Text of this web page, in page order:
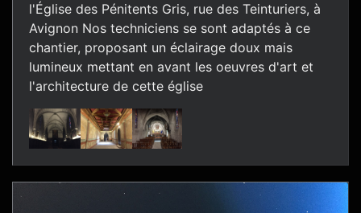
l'Église des Pénitents Gris, rue des Teinturiers, à
Avignon Nos techniciens se sont adaptés à ce
chantier, proposant un éclairage doux mais
lumineux mettant en avant les oeuvres d'art et
l'architecture de cette église